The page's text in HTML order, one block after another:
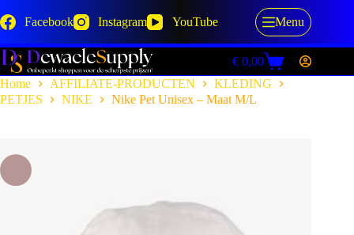
to
content
Facebook Instagram YouTube Menu
Shopping
cart
€ 0,00
Home
AFFILIATE-PRODUCTEN
KLEDING
PETJES
NIKE Nike Pet Unisex – Maat M/L